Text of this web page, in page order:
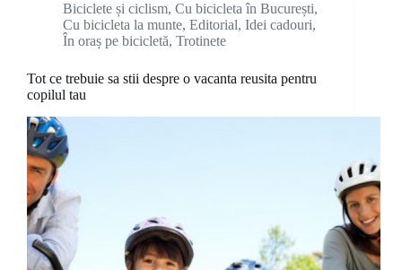
Biciclete și ciclism, Cu bicicleta în București,
Cu bicicleta la munte, Editorial, Idei cadouri,
În oraș pe bicicletă, Trotinete
Tot ce trebuie sa stii despre o vacanta reusita pentru
copilul tau